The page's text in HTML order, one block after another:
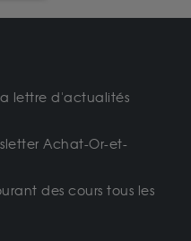
lettre d'actualités
Achat-Or-et-
des cours tous les